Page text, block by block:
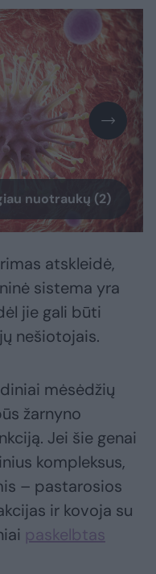
nuotraukų (2)
atskleidė,
sistema yra
jie gali būti
nešiotojais.
mėsėdžių
žarnyno
Jei šie genai
kompleksus,
– pastarosios
ir kovoja su
paskelbtas